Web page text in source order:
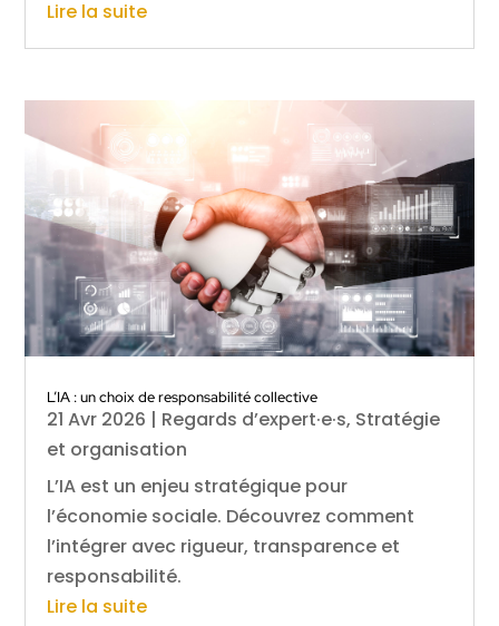
Lire la suite
L’IA : un choix de responsabilité collective
21 Avr 2026 | Regards d’expert·e·s, Stratégie
et organisation
L’IA est un enjeu stratégique pour
l’économie sociale. Découvrez comment
l’intégrer avec rigueur, transparence et
responsabilité.
Lire la suite